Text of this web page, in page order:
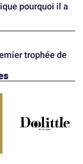
pourquoi il a
trophée de